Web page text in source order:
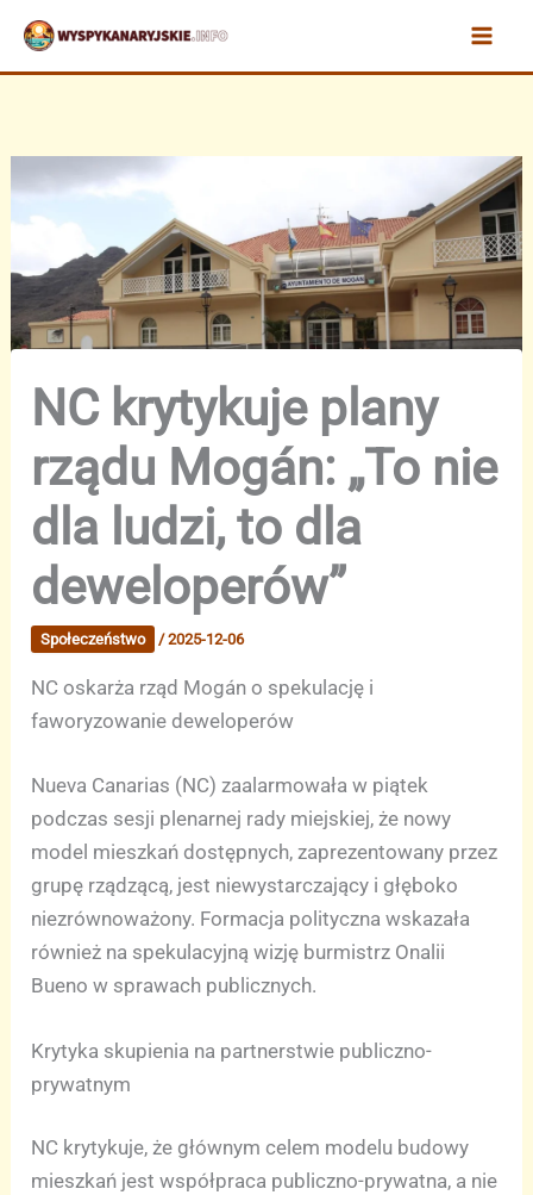
Przejdź
treści
NC krytykuje plany
rządu Mogán: „To nie
dla ludzi, to dla
deweloperów”
Społeczeństwo /2025-12-06
NC oskarża rząd Mogán o spekulację i
faworyzowanie deweloperów
Nueva Canarias (NC) zaalarmowała w piątek
podczas sesji plenarnej rady miejskiej, że nowy
model mieszkań dostępnych, zaprezentowany przez
grupę rządzącą, jest niewystarczający i głęboko
niezrównoważony. Formacja polityczna wskazała
również na spekulacyjną wizję burmistrz Onalii
Bueno w sprawach publicznych.
Krytyka skupienia na partnerstwie publiczno-
prywatnym
NC krytykuje, że głównym celem modelu budowy
mieszkań jest współpraca publiczno-prywatna, a nie